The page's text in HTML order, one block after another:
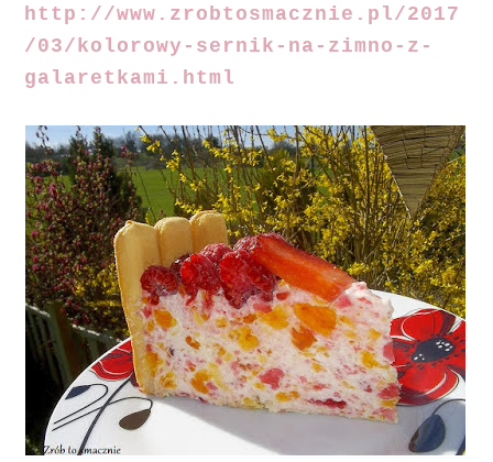
http://www.zrobtosmacznie.pl/2017
/03/kolorowy-sernik-na-zimno-z-
galaretkami.html